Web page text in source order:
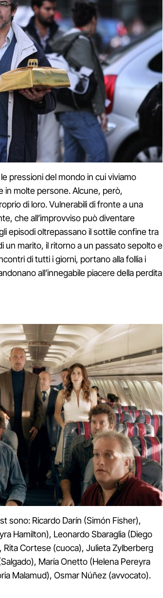
pressioni del mondo in cui viviamo
molte persone. Alcune, però,
di loro. Vulnerabili di fronte a una
che all’improvviso può diventare
episodi oltrepassano il sottile confine tra
un marito, il ritorno a un passato sepolto e
di tutti i giorni, portano alla follia i
all’innegabile piacere della perdita
sono: Ricardo Darín (Simón Fisher),
Hamilton), Leonardo Sbaraglia (Diego
Rita Cortese (cuoca), Julieta Zylberberg
María Onetto (Helena Pereyra
Malamud), Osmar Núñez (avvocato).